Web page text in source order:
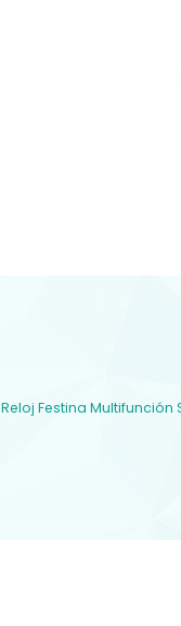
Reloj Festina Multifunción